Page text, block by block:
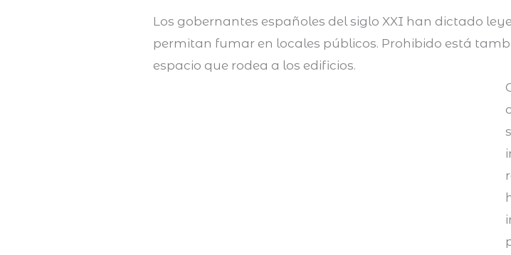
Los gobernantes españoles del siglo XXI han dictado
permitan fumar en locales públicos. Prohibido está
espacio que rodea a los edificios.